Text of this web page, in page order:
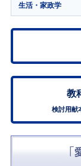
生活・家政学
教
検討用献